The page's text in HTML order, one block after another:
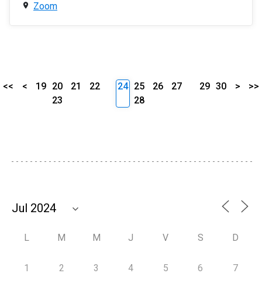
Zoom
<< < 19 20 21
22
23
24 25 26
27
28
29 30 > >>
L M M J V S D
1 2 3 4 5 6 7